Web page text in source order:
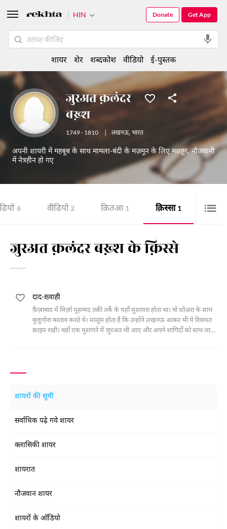
जुरअत क़लंदर
बख़्श
1749 - 1810 लखनऊ, भारत
अपनी शायरी में महबूब के साथ मामला-बंदी के मज़मून के लिए मशहूर, नौजवानी
में नेत्रहीन हो गए
6 वीडियो 2 क़ितआ 1 क़िस्सा 1
जुरअत क़लंदर बख़्श के क़िस्से
दाद-ख़्वाही
फ़ैज़ाबाद में मिर्ज़ा मुहम्मद तक़ी तर्के के यहाँ मुशायरा होता था। वो शोअरा के साथ
बुजु़र्गाना बरताव करते थे। मालूम होता है कि उन्होंने लखनऊ आकर भी ये रिवायत
क़ाइम रखी। वहाँ एक मुशायरे में जुरअत भी आए और अपने शागिर्दों को साथ लाए।
शायरों की सूची
सर्वाधिक पढ़े गये शायर
क्लासिकी शायर
शायरात
नौजवान शायर
शायरों के ऑडियो
HIN Get App
Donate
शायर शेर शब्दकोश वीडियो ई-पुस्तक